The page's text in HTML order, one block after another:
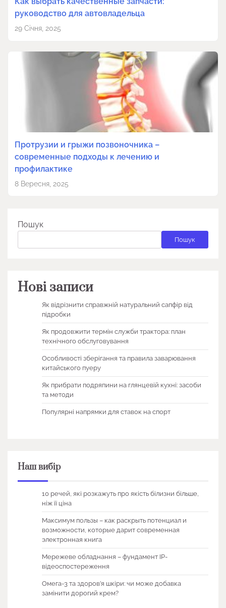
руководство для автовладельца
29 Січня, 2025
Протрузии и грыжи позвоночника –
современные подходы к лечению и
профилактике
8 Вересня, 2025
Пошук
Пошук
Нові записи
Як відрізнити справжній натуральний сапфір від
підробки
Як продовжити термін служби трактора: план
технічного обслуговування
Особливості зберігання та правила заварювання
китайського пуеру
Як прибрати подряпини на глянцевій кухні: засоби
та методи
Популярні напрямки для ставок на спорт
Наш вибір
10 речей, які розкажуть про якість білизни більше,
ніж її ціна
Максимум пользы – как раскрыть потенциал и
возможности, которые дарит современная
электронная книга
Мережеве обладнання – фундамент IP-
відеоспостереження
Омега-3 та здоров’я шкіри: чи може добавка
замінити дорогий крем?